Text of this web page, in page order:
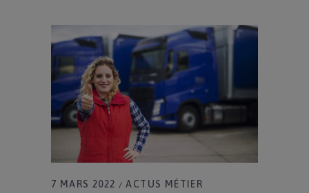
7 MARS 2022 ACTUS MÉTIER